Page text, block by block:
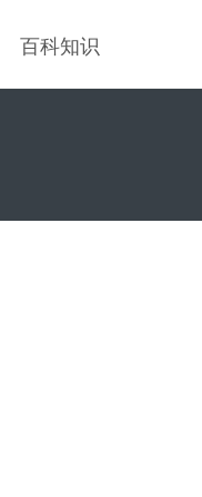
百科知识